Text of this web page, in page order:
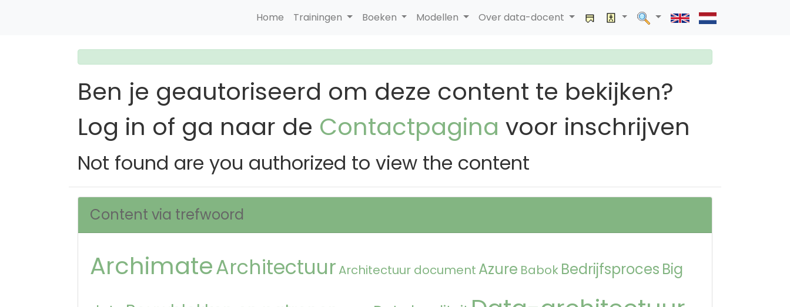
Home Trainingen Boeken Modellen Over data-docent
Ben je geautoriseerd om deze content te bekijken?
Log in of ga naar de Contactpagina voor inschrijven
Not found are you authorized to view the content
Content via trefwoord
ArchimateArchitectuur Architectuur document Azure Babok Bedrijfsproces Big